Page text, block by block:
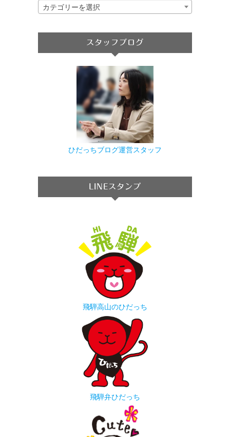
カテゴリーを選択
スタッフブログ
ひだっちブログ運営スタッフ
LINEスタンプ
飛騨高山のひだっち
飛騨弁ひだっち